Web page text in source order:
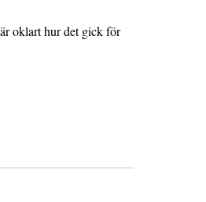
oklart hur det gick för